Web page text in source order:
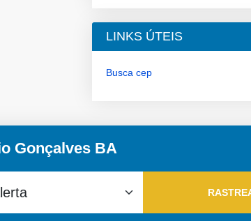
LINKS ÚTEIS
Busca cep
Gonçalves BA